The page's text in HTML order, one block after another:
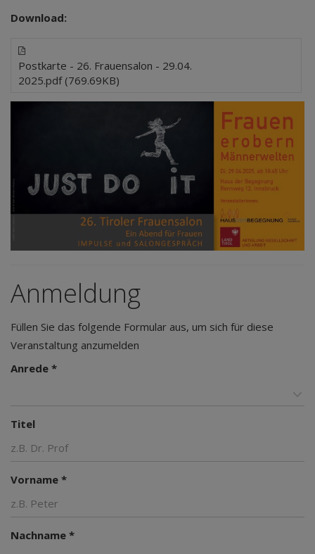
Download:
Postkarte - 26. Frauensalon - 29.04.
2025.pdf (769.69KB)
Anmeldung
Füllen Sie das folgende Formular aus, um sich für diese
Veranstaltung anzumelden
Anrede *
Titel
Vorname *
Nachname *